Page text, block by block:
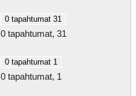
0 tapahtumat 31
0 tapahtumat, 31
0 tapahtumat 1
0 tapahtumat, 1